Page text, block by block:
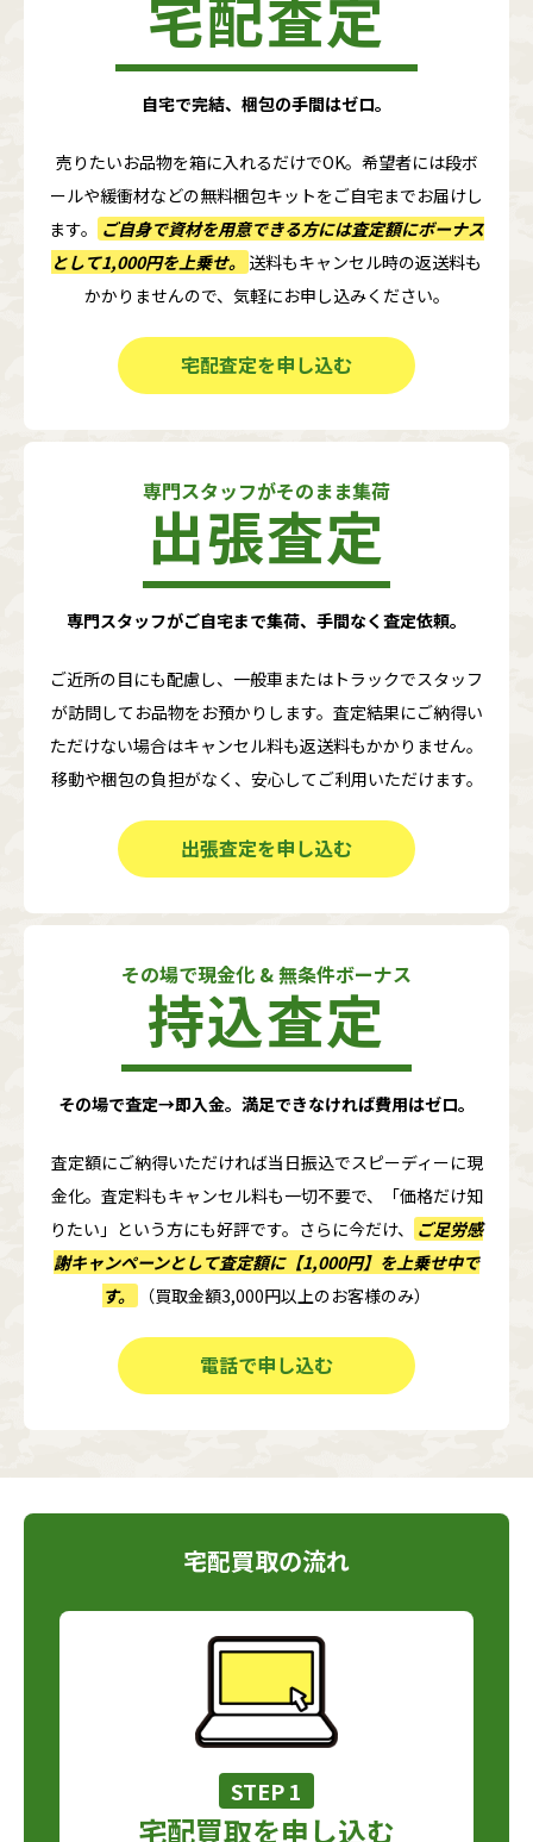
宅配査定
自宅で完結、梱包の手間はゼロ。
売りたいお品物を箱に入れるだけでOK。希望者には段ボ
ールや緩衝材などの無料梱包キットをご自宅までお届けし
ます。
ご自身で資材を用意できる方には査定額にボーナス
として1,000円を上乗せ。 送料もキャンセル時の返送料も
かかりませんので、気軽にお申し込みください。
宅配査定を申し込む
専門スタッフがそのまま集荷
出張査定
専門スタッフがご自宅まで集荷、手間なく査定依頼。
ご近所の目にも配慮し、一般車またはトラックでスタッフ
が訪問してお品物をお預かりします。査定結果にご納得い
ただけない場合はキャンセル料も返送料もかかりません。
移動や梱包の負担がなく、安心してご利用いただけます。
出張査定を申し込む
その場で現金化 & 無条件ボーナス
持込査定
その場で査定→即入金。満足できなければ費用はゼロ。
査定額にご納得いただければ当日振込でスピーディーに現
金化。査定料もキャンセル料も一切不要で、「価格だけ知
りたい」という方にも好評です。さらに今だけ、
ご足労感
謝キャンペーンとして査定額に【1,000円】 を上乗せ中で
す。
（買取金額3,000円以上のお客様のみ）
電話で申し込む
宅配買取の流れ
STEP 1
宅配買取を申し込む